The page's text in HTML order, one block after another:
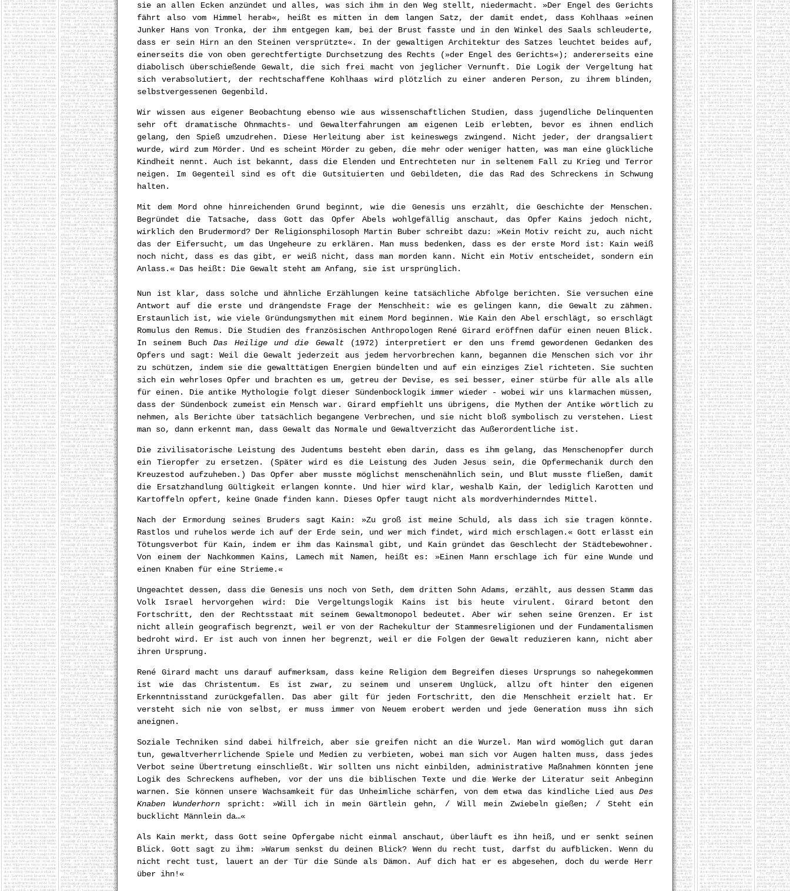
sie an allen Ecken anzündet und alles, was sich ihm in den Weg stellt, niedermacht. »Der Engel des Gerichts
fährt also vom Himmel herab«, heißt es mitten in dem langen Satz, der damit endet, dass Kohlhaas »einen
Junker Hans von Tronka, der ihm entgegen kam, bei der Brust fasste und in den Winkel des Saals schleuderte,
dass er sein Hirn an den Steinen versprützte«. In der gewaltigen Architektur des Satzes leuchtet beides auf,
einerseits die von oben gerechtfertigte Durchsetzung des Rechts (»der Engel des Gerichts«); andererseits eine
diabolisch überschießende Gewalt, die sich frei macht von jeglicher Vernunft. Die Logik der Vergeltung hat
sich verabsolutiert, der rechtschaffene Kohlhaas wird plötzlich zu einer anderen Person, zu ihrem blinden,
selbstvergessenen Gegenbild.
Wir wissen aus eigener Beobachtung ebenso wie aus wissenschaftlichen Studien, dass jugendliche Delinquenten
sehr oft dramatische Ohnmachts- und Gewalterfahrungen am eigenen Leib erlebten, bevor es ihnen endlich
gelang, den Spieß umzudrehen. Diese Herleitung aber ist keineswegs zwingend. Nicht jeder, der drangsaliert
wurde, wird zum Mörder. Und es scheint Mörder zu geben, die mehr oder weniger hatten, was man eine glückliche
Kindheit nennt. Auch ist bekannt, dass die Elenden und Entrechteten nur in seltenem Fall zu Krieg und Terror
neigen. Im Gegenteil sind es oft die Gutsituierten und Gebildeten, die das Rad des Schreckens in Schwung
halten.
Mit dem Mord ohne hinreichenden Grund beginnt, wie die Genesis uns erzählt, die Geschichte der Menschen.
Begründet die Tatsache, dass Gott das Opfer Abels wohlgefällig anschaut, das Opfer Kains jedoch nicht,
wirklich den Brudermord? Der Religionsphilosoph Martin Buber schreibt dazu: »Kein Motiv reicht zu, auch nicht
das der Eifersucht, um das Ungeheure zu erklären. Man muss bedenken, dass es der erste Mord ist: Kain weiß
noch nicht, dass es das gibt, er weiß nicht, dass man morden kann. Nicht ein Motiv entscheidet, sondern ein
Anlass.« Das heißt: Die Gewalt steht am Anfang, sie ist ursprünglich.
Nun ist klar, dass solche und ähnliche Erzählungen keine tatsächliche Abfolge berichten. Sie versuchen eine
Antwort auf die erste und drängendste Frage der Menschheit: wie es gelingen kann, die Gewalt zu zähmen.
Erstaunlich ist, wie viele Gründungsmythen mit einem Mord beginnen. Wie Kain den Abel erschlägt, so erschlägt
Romulus den Remus. Die Studien des französischen Anthropologen René Girard eröffnen dafür einen neuen Blick.
In seinem BuchDas Heilige und die Gewalt(1972) interpretiert er den uns fremd gewordenen Gedanken des
Opfers und sagt: Weil die Gewalt jederzeit aus jedem hervorbrechen kann, begannen die Menschen sich vor ihr
zu schützen, indem sie die gewalttätigen Energien bündelten und auf ein einziges Ziel richteten. Sie suchten
sich ein wehrloses Opfer und brachten es um, getreu der Devise, es sei besser, einer stürbe für alle als alle
für einen. Die antike Mythologie folgt dieser Sündenbocklogik immer wieder - wobei wir uns klarmachen müssen,
dass der Sündenbock zumeist ein Mensch war. Girard empfiehlt uns übrigens, die Mythen der Antike wörtlich zu
nehmen, als Berichte über tatsächlich begangene Verbrechen, und sie nicht bloß symbolisch zu verstehen. Liest
man so, dann erkennt man, dass Gewalt das Normale und Gewaltverzicht das Außerordentliche ist.
Die zivilisatorische Leistung des Judentums besteht eben darin, dass es ihm gelang, das Menschenopfer durch
ein Tieropfer zu ersetzen. (Später wird es die Leistung des Juden Jesus sein, die Opfermechanik durch den
Kreuzestod aufzuheben.) Das Opfer aber musste möglichst menschenähnlich sein, und Blut musste fließen, damit
die Ersatzhandlung Gültigkeit erlangen konnte. Und hier wird klar, weshalb Kain, der lediglich Karotten und
Kartoffeln opfert, keine Gnade finden kann. Dieses Opfer taugt nicht als mordverhinderndes Mittel.
Nach der Ermordung seines Bruders sagt Kain: »Zu groß ist meine Schuld, als dass ich sie tragen könnte.
Rastlos und ruhelos werde ich auf der Erde sein, und wer mich findet, wird mich erschlagen.« Gott erlässt ein
Tötungsverbot für Kain, indem er ihm das Kainsmal gibt, und Kain gründet das Geschlecht der Städtebewohner.
Von einem der Nachkommen Kains, Lamech mit Namen, heißt es: »Einen Mann erschlage ich für eine Wunde und
einen Knaben für eine Strieme.«
Ungeachtet dessen, dass die Genesis uns noch von Seth, dem dritten Sohn Adams, erzählt, aus dessen Stamm das
Volk Israel hervorgehen wird: Die Vergeltungslogik Kains ist bis heute virulent. Girard betont den
Fortschritt, den der Rechtsstaat mit seinem Gewaltmonopol bedeutet. Aber wir sehen seine Grenzen. Er ist
nicht allein geografisch begrenzt, weil er von der Rachekultur der Stammesreligionen und der Fundamentalismen
bedroht wird. Er ist auch von innen her begrenzt, weil er die Folgen der Gewalt reduzieren kann, nicht aber
ihren Ursprung.
René Girard macht uns darauf aufmerksam, dass keine Religion dem Begreifen dieses Ursprungs so nahegekommen
ist wie das Christentum. Es ist zwar, zu seinem und unserem Unglück, allzu oft hinter den eigenen
Erkenntnisstand zurückgefallen. Das aber gilt für jeden Fortschritt, den die Menschheit erzielt hat. Er
versteht sich nie von selbst, er muss immer von Neuem erobert werden und jede Generation muss ihn sich
aneignen.
Soziale Techniken sind dabei hilfreich, aber sie greifen nicht an die Wurzel. Man wird womöglich gut daran
tun, gewaltverherrlichende Spiele und Medien zu verbieten, wobei man sich vor Augen halten muss, dass jedes
Verbot seine Übertretung einschließt. Wir sollten uns nicht einbilden, administrative Maßnahmen könnten jene
Logik des Schreckens aufheben, vor der uns die biblischen Texte und die Werke der Literatur seit Anbeginn
warnen. Sie können unsere Wachsamkeit für das Unheimliche schärfen, von dem etwa das kindliche Lied aus Des
Knaben Wunderhornspricht: »Will ich in mein Gärtlein gehn, / Will mein Zwiebeln gießen; / Steht ein
bucklicht Männlein da…«
Als Kain merkt, dass Gott seine Opfergabe nicht einmal anschaut, überläuft es ihn heiß, und er senkt seinen
Blick. Gott sagt zu ihm: »Warum senkst du deinen Blick? Wenn du recht tust, darfst du aufblicken. Wenn du
nicht recht tust, lauert an der Tür die Sünde als Dämon. Auf dich hat er es abgesehen, doch du werde Herr
über ihn!«